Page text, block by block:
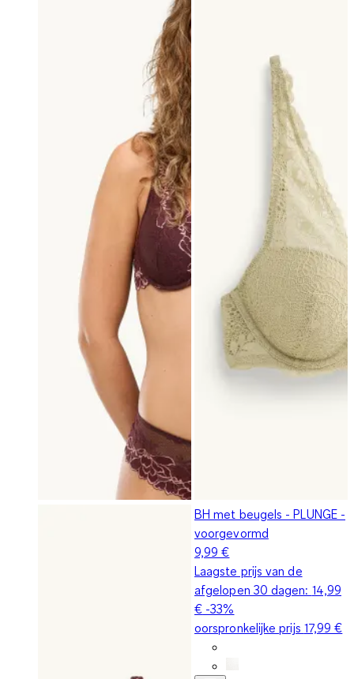
BH met beugels - PLUNGE -
voorgevormd
9,99 €
Laagste prijs van de
afgelopen 30 dagen: 14,99
€ -33%
oorspronkelijke prijs 17,99 €